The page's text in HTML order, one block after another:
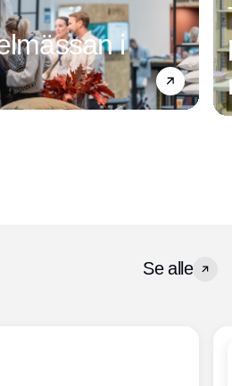
i
Se alle